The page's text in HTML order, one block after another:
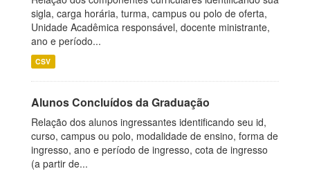
sigla, carga horária, turma, campus ou polo de oferta,
Unidade Acadêmica responsável, docente ministrante,
ano e período...
CSV
Alunos Concluídos da Graduação
Relação dos alunos ingressantes identificando seu id,
curso, campus ou polo, modalidade de ensino, forma de
ingresso, ano e período de ingresso, cota de ingresso
(a partir de...